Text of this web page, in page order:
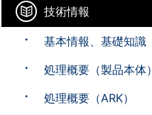
技術情報
基本情報、基礎知識
処理概要（製品本体）
処理概要（ARK）